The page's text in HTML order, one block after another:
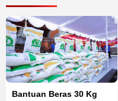
Bantuan Beras 30 Kg